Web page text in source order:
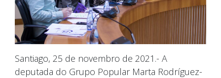
Santiago, 25 de novembro de 2021.- A
deputada do Grupo Popular Marta Rodríguez-